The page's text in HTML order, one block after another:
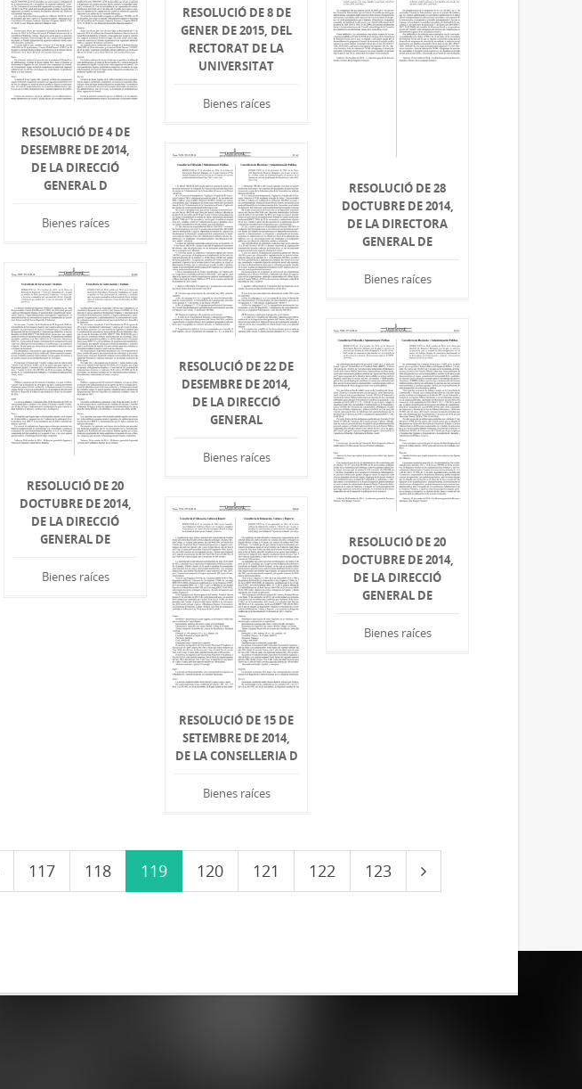
RESOLUCIÓ DE 8 DE
GENER DE 2015, DEL
RECTORAT DE LA
UNIVERSITAT
Bienes raíces
RESOLUCIÓ DE 4 DE
DESEMBRE DE 2014,
DE LA DIRECCIÓ
GENERAL D
Bienes raíces
RESOLUCIÓ DE 28
DOCTUBRE DE 2014,
DE LA DIRECTORA
GENERAL DE
Bienes raíces
RESOLUCIÓ DE 22 DE
DESEMBRE DE 2014,
DE LA DIRECCIÓ
GENERAL
Bienes raíces
RESOLUCIÓ DE 20
DOCTUBRE DE 2014,
DE LA DIRECCIÓ
GENERAL DE
Bienes raíces
RESOLUCIÓ DE 20
DOCTUBRE DE 2014,
DE LA DIRECCIÓ
GENERAL DE
Bienes raíces
RESOLUCIÓ DE 15 DE
SETEMBRE DE 2014,
DE LA CONSELLERIA D
Bienes raíces
117 118 119 120 121 122 123